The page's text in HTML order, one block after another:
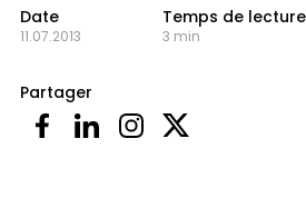
Date
11.07.2013
Temps de lecture
3 min
Partager